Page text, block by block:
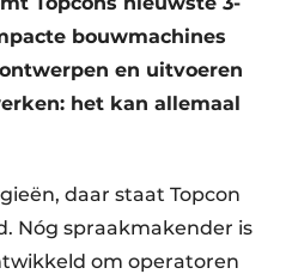
bouwmachines
en uitvoeren
het kan allemaal
daar staat Topcon
Nóg spraakmakender is
om operatoren